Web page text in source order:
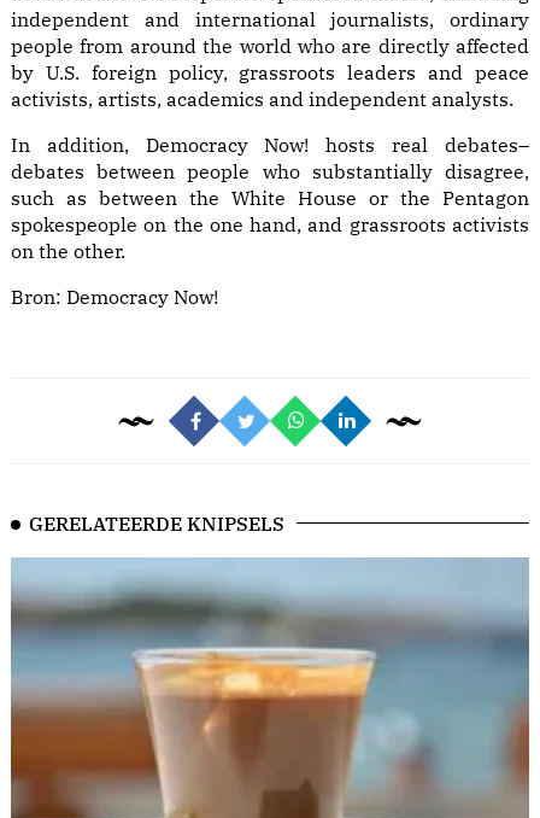
independent and international journalists, ordinary
people from around the world who are directly affected
by U.S. foreign policy, grassroots leaders and peace
activists, artists, academics and independent analysts.
In addition, Democracy Now! hosts real debates–
debates between people who substantially disagree,
such as between the White House or the Pentagon
spokespeople on the one hand, and grassroots activists
on the other.
Bron: Democracy Now!
GERELATEERDE KNIPSELS